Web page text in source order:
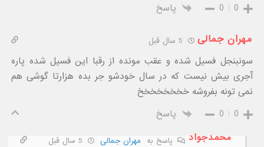
0
0 پاسخ
مهران جمالی
سونبنجل فسیل شده و عقب مونده از رقبا این فسیل شده پاره
آجری بیش نیست که در سال خودشو جر بده هزارتا گوشی هم
نمی تونه بفروشه خخخخخخخخ
0
0
پاسخ
محمدجواد
پاسخ به مهران جمالی